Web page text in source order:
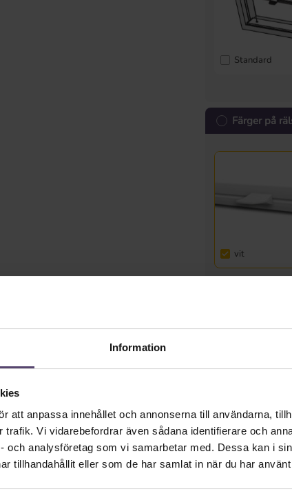
Information
att anpassa innehållet och annonserna till användarna,
Vi vidarebefordrar även sådana identifierare och
och analysföretag som vi samarbetar med. Dessa kan i
tillhandahållit eller som de har samlat in när du har
Standard
Färger på
vit
Dela länk
Styckpris inkl.
leveranstid: 2-5
Produktkvantitet: